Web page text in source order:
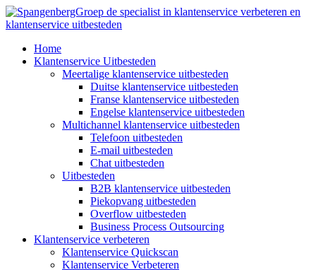
Ga
naar
inhoudHome
Klantenservice Uitbesteden
Meertalige klantenservice uitbesteden
Duitse klantenservice uitbesteden
Franse klantenservice uitbesteden
Engelse klantenservice uitbesteden
Multichannel klantenservice uitbesteden
Telefoon uitbesteden
E-mail uitbesteden
Chat uitbesteden
Uitbesteden
B2B klantenservice uitbesteden
Piekopvang uitbesteden
Overflow uitbesteden
Business Process Outsourcing
Klantenservice verbeteren
Klantenservice Quickscan
Klantenservice Verbeteren